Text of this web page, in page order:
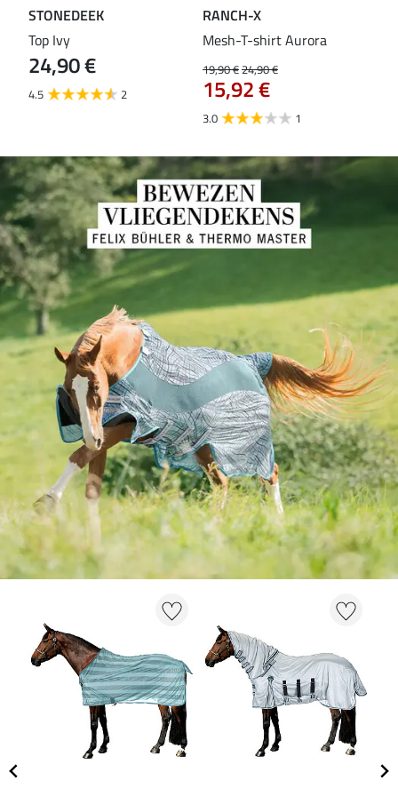
STONEDEEK
Top Ivy
24,90 €
4.5 2
RANCH-X
Mesh-T-shirt Aurora
19,90 €24,90 €
15,92 €
3.0 1